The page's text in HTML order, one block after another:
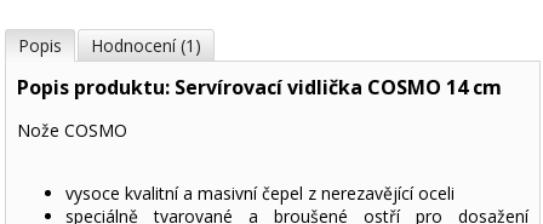
Popis Hodnocení (1)
Popis produktu: Servírovací vidlička COSMO 14 cm
Nože COSMO
vysoce kvalitní a masivní čepel z nerezavějící oceli
speciálně tvarované a broušené ostří pro dosažení